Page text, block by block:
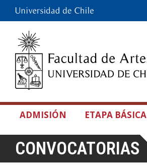
ADMISIÓN ETAPA BÁSICA
CONVOCATORIAS